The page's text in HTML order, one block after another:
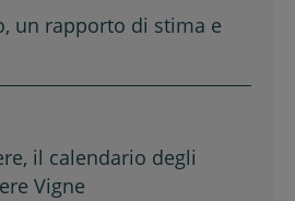
un rapporto di stima e
il calendario degli
Vigne